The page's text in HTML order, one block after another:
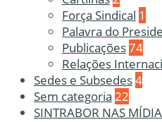
Força Sindical 1
Palavra do
Publicações74
Relações
Sedes e Subsedes4
Sem categoria 22
SINTRABOR NAS